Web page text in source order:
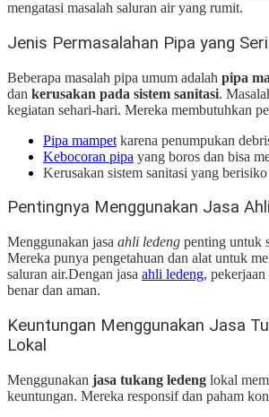
mengatasi masalah saluran air yang rumit.
Jenis Permasalahan Pipa yang
Beberapa masalah pipa umum adalah pipa
dan kerusakan pada sistem sanitasi.
kegiatan sehari-hari. Mereka membutuhkan
Pipa mampet karena penumpukan
Kebocoran pipa yang boros dan bisa
Kerusakan sistem sanitasi yang berisiko
Pentingnya Menggunakan Jasa
Menggunakan jasa ahli ledeng penting untuk
Mereka punya pengetahuan dan alat untuk
saluran air.Dengan jasa ahli ledeng,
benar dan aman.
Keuntungan Menggunakan Jasa
Lokal
Menggunakan jasa tukang ledeng lokal
keuntungan. Mereka responsif dan paham